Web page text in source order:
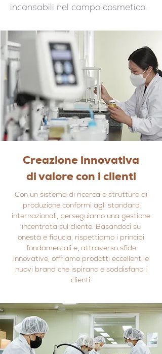
incansabili nel campo cosmetico.
Creazione innovativa
di valore con i clienti
Con un sistema di ricerca e strutture di
produzione conformi agli standard
internazionali, perseguiamo una gestione
incentrata sul cliente. Basandoci su
onestà e fiducia, rispettiamo i principi
fondamentali e, attraverso sfide
innovative, offriamo prodotti eccellenti e
nuovi brand che ispirano e soddisfano i
clienti.